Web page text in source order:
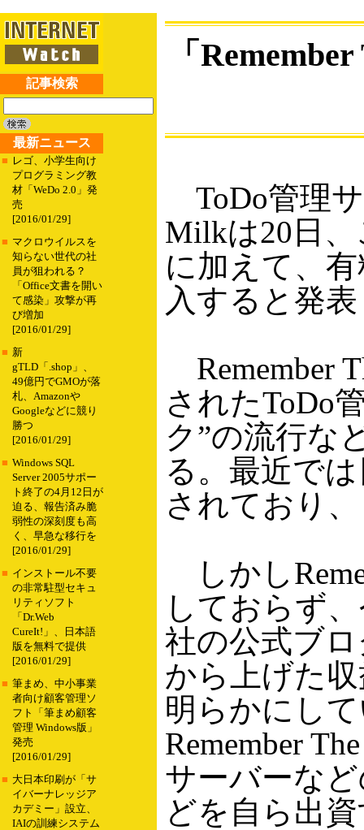
記事検索
最新ニュース
■ レゴ、小学生向け
プログラミング教
材「WeDo 2.0」発
売
[2016/01/29]
■ マクロウイルスを
知らない世代の社
員が狙われる？
「Office文書を開い
て感染」攻撃が再
び増加
[2016/01/29]
■ 新
gTLD「.shop」、
49億円でGMOが落
札、Amazonや
Googleなどに競り
勝つ
[2016/01/29]
■ Windows SQL
Server 2005サポー
ト終了の4月12日が
迫る、報告済み脆
弱性の深刻度も高
く、早急な移行を
[2016/01/29]
■ インストール不要
の非常駐型セキュ
リティソフト
「Dr.Web
CureIt!」、日本語
版を無料で提供
[2016/01/29]
■ 筆まめ、中小事業
者向け顧客管理ソ
フト「筆まめ顧客
管理 Windows版」
発売
[2016/01/29]
■ 大日本印刷が「サ
イバーナレッジア
カデミー」設立、
IAIの訓練システム
「
ToDo管理サ
Milkは20日
に加えて、
入すると発
Remember
されたToDo
ク”の流行な
る。最近で
されており
しかし
しておらず
社の公式ブロ
から上げた
明らかにし
Remember
サーバーな
どを自ら出